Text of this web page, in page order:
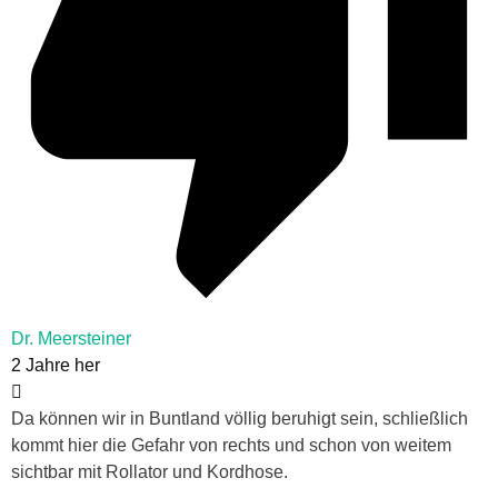
Dr. Meersteiner
2 Jahre her
Da können wir in Buntland völlig beruhigt sein, schließlich
kommt hier die Gefahr von rechts und schon von weitem
sichtbar mit Rollator und Kordhose.